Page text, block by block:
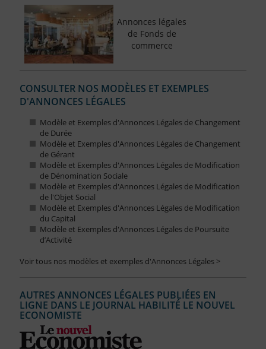
Annonces légales
de Fonds de
commerce
CONSULTER NOS MODÈLES ET EXEMPLES
D'ANNONCES LÉGALES
Modèle et Exemples d'Annonces Légales de Changement
de Durée
Modèle et Exemples d'Annonces Légales de Changement
de Gérant
Modèle et Exemples d'Annonces Légales de Modification
de Dénomination Sociale
Modèle et Exemples d'Annonces Légales de Modification
de l'Objet Social
Modèle et Exemples d'Annonces Légales de Modification
du Capital
Modèle et Exemples d'Annonces Légales de Poursuite
d’Activité
Voir tous nos modèles et exemples d'Annonces Légales >
AUTRES ANNONCES LÉGALES PUBLIÉES EN
LIGNE DANS LE JOURNAL HABILITÉ LE NOUVEL
ECONOMISTE